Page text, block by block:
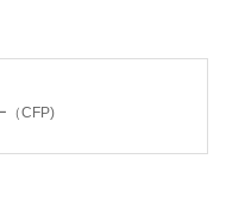
（CFP)
後、金融機関にて資産運用業